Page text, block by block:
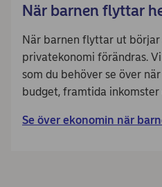
När barnen flyttar
När barnen flyttar ut börjar
privatekonomi förändras.
som du behöver se över
budget, framtida
Se över ekonomin när